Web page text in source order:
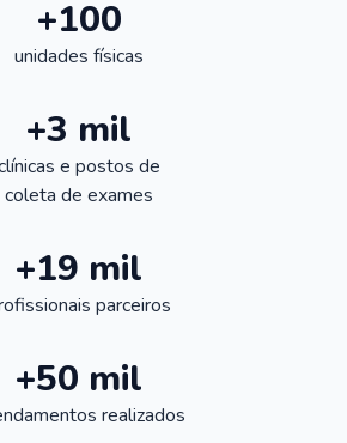
+100
unidades físicas
+3 mil
e postos de
coleta de exames
+19 mil
parceiros
+50 mil
realizados